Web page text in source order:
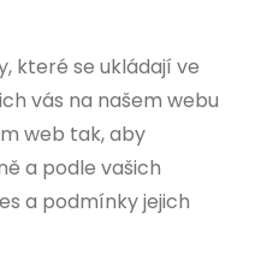
které se ukládají ve
vás na našem webu
web tak, aby
a podle vašich
a podmínky jejich